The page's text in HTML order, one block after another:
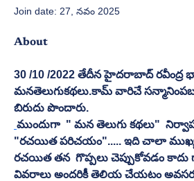
Join date: 27, నవం 2025
About
30 /10 /2022 తేదీన హైదరాబాద్
మనతెలుగుకథలు.కామ్ వారిచే
బిరుదు పొందారు.
ముందుగా  " మన తెలుగు కథలు"
"రచయిత పరిచయం"..... ఇది చాలా
రచయిత తన  గొప్పలు చెప్పుకోవడం కాదు
వివరాలు అందరికీ తెలియ చేయటం